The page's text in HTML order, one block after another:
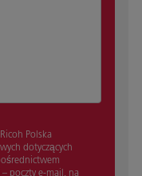
Polska
dotyczących
poczty e-mail, na